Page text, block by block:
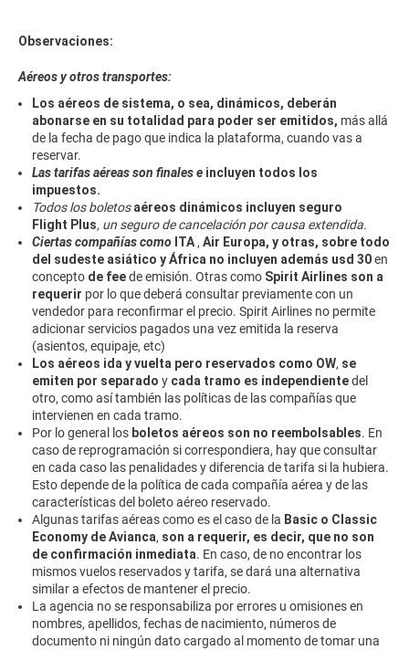
Observaciones:
Aéreos y otros transportes:
Los aéreos de sistema, o sea, dinámicos, deberán
abonarse en su totalidad para poder ser emitidos, más allá
de la fecha de pago que indica la plataforma, cuando vas a
reservar.
Las tarifas aéreas son finales e incluyen todos los
impuestos.
Todos los boletosaéreos dinámicos incluyen seguro
Flight Plus, un seguro de cancelación por causa extendida.
Ciertas compañías como ITA , Air Europa, y otras, sobre todo
del sudeste asiático y África no incluyen además usd 30en
concepto de feede emisión. Otras como Spirit Airlines son a
requerir por lo que deberá consultar previamente con un
vendedor para reconfirmar el precio. Spirit Airlines no permite
adicionar servicios pagados una vez emitida la reserva
(asientos, equipaje, etc)
Los aéreos ida y vuelta pero reservados como OW, se
emiten por separado y cada tramo es independientedel
otro, como así también las políticas de las compañías que
intervienen en cada tramo.
Por lo general los boletos aéreos son no reembolsables. En
caso de reprogramación si correspondiera, hay que consultar
en cada caso las penalidades y diferencia de tarifa si la hubiera.
Esto depende de la política de cada compañía aérea y de las
características del boleto aéreo reservado.
Algunas tarifas aéreas como es el caso de la Basic o Classic
Economy de Avianca, son a requerir, es decir, que no son
de confirmación inmediata. En caso, de no encontrar los
mismos vuelos reservados y tarifa, se dará una alternativa
similar a efectos de mantener el precio.
La agencia no se responsabiliza por errores u omisiones en
nombres, apellidos, fechas de nacimiento, números de
documento ni ningún dato cargado al momento de tomar una